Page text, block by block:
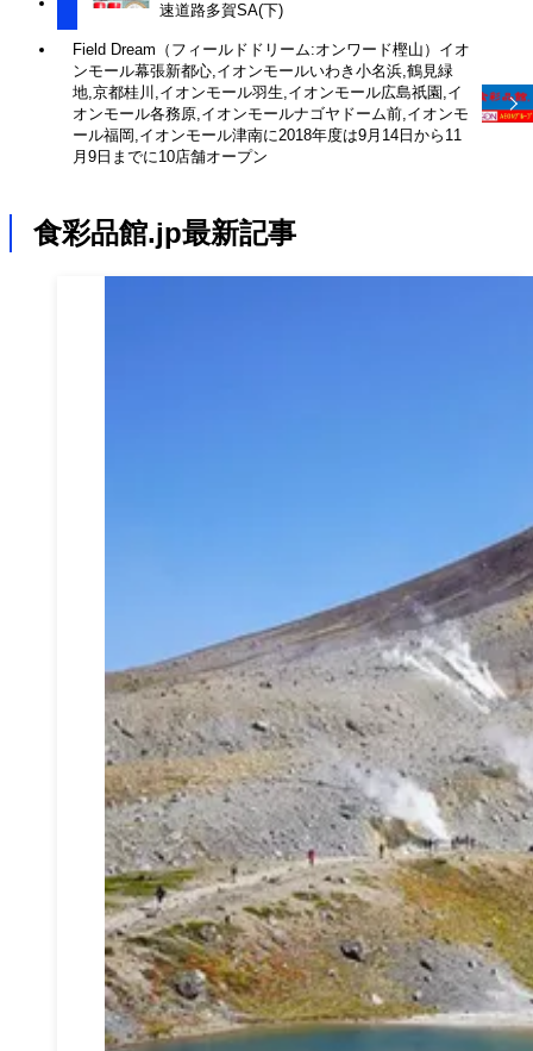
速道路多賀SA(下)
Field Dream（フィールドドリーム:オンワード樫山）イオ
ンモール幕張新都心,イオンモールいわき小名浜,鶴見緑
地,京都桂川,イオンモール羽生,イオンモール広島祇園,イ
オンモール各務原,イオンモールナゴヤドーム前,イオンモ
ール福岡,イオンモール津南に2018年度は9月14日から11
月9日までに10店舗オープン
食彩品館.jp最新記事